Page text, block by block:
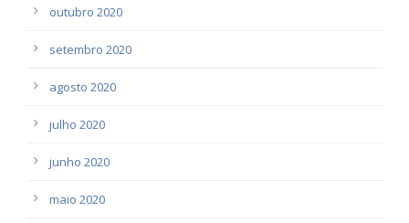
outubro 2020
setembro 2020
agosto 2020
julho 2020
junho 2020
maio 2020